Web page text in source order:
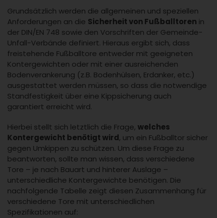
Grundsätzlich werden die allgemeinen und speziellen
Anforderungen an die Sicherheit von Fußballtoren in
der DIN/EN 748 sowie den Vorschriften der Gemeinde-
Unfall-Verbände definiert. Hieraus ergibt sich, dass
freistehende Fußballtore entweder mit geeigneten
Kontergewichten oder mit einer ausreichenden
Bodenverankerung (z.B. Bodenhülsen, Erdanker, etc.)
ausgestattet werden müssen, so dass die notwendige
Standfestigkeit über eine Kippsicherung auch
garantiert erreicht wird.
Hierbei stellt sich letztlich die Frage, welches
Kontergewicht benötigt wird, um ein Fußballtor sicher
gegen Umkippen zu schützen. Um diese Frage zu
beantworten, sollte man wissen, dass verschiedene
Tore – je nach Bauart und hinterer Auslage –
unterschiedliche Kontergewichte benötigen. Die
nachfolgende Tabelle zeigt diesen Zusammenhang für
verschiedene Tore mit unterschiedlichen
Spezifikationen auf: